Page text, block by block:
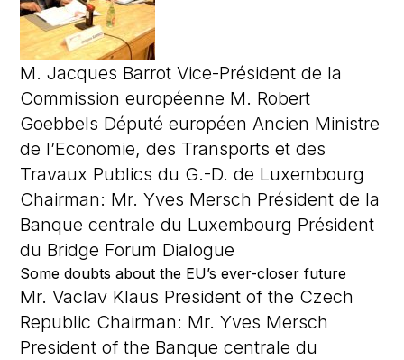
M. Jacques Barrot Vice-Président de la
Commission européenne M. Robert
Goebbels Député européen Ancien Ministre
de l’Economie, des Transports et des
Travaux Publics du G.-D. de Luxembourg
Chairman: Mr. Yves Mersch Président de la
Banque centrale du Luxembourg Président
du Bridge Forum Dialogue
Some doubts about the EU’s ever-closer future
Mr. Vaclav Klaus President of the Czech
Republic Chairman: Mr. Yves Mersch
President of the Banque centrale du